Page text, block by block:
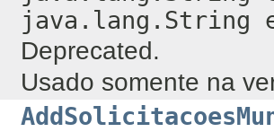
java.lang.String
Deprecated.
Usado somente na